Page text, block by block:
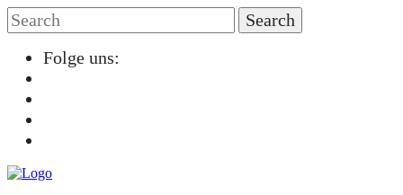
Folge uns: